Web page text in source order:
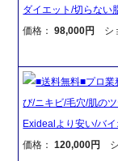
ダイエット/切らない
価格：98,000円 シ
■送料無料■プロ業
び/ニキビ/毛穴/肌の
Exidealより安い/バ
価格：120,000円 シ